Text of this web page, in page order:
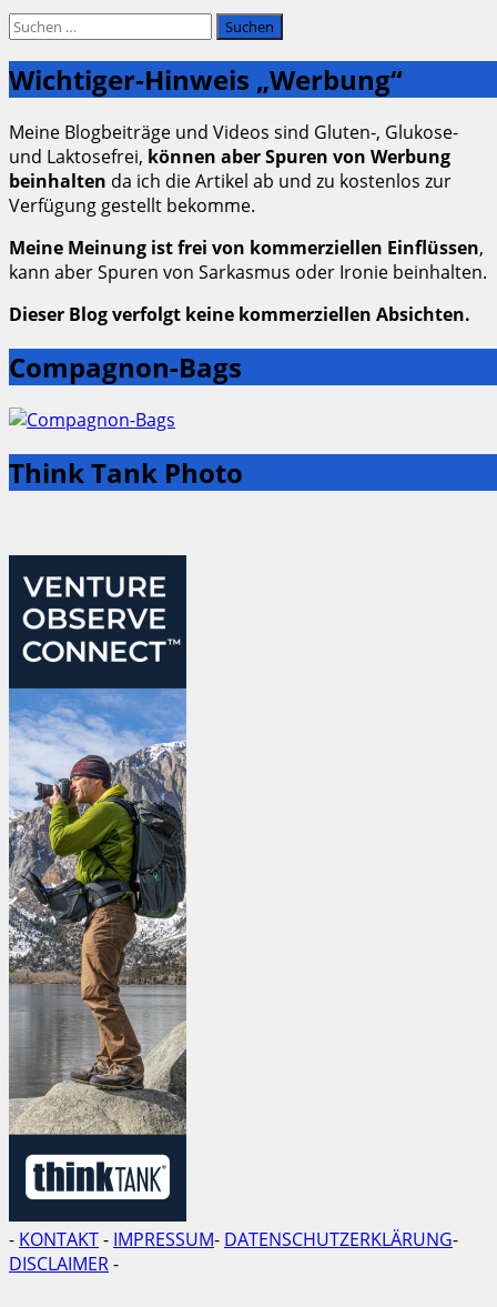
Suchen
nach:
Wichtiger-Hinweis „Werbung“
Meine Blogbeiträge und Videos sind Gluten-, Glukose-
und Laktosefrei, können aber Spuren von Werbung
beinhalten da ich die Artikel ab und zu kostenlos zur
Verfügung gestellt bekomme.
Meine Meinung ist frei von kommerziellen Einflüssen,
kann aber Spuren von Sarkasmus oder Ironie beinhalten.
Dieser Blog verfolgt keine kommerziellen Absichten.
Compagnon-Bags
Think Tank Photo
- KONTAKT- IMPRESSUM- DATENSCHUTZERKLÄRUNG-
DISCLAIMER-